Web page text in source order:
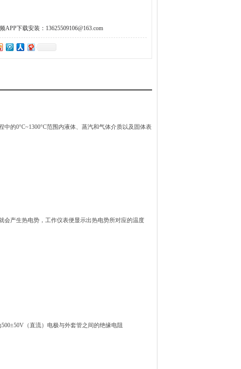
下载安装：13625509106@163.com
的0°C~1300°C范围内液体、蒸汽和气体介质以及固体表
产生热电势，工作仪表便显示出热电势所对应的温度
（直流）电极与外套管之间的绝缘电阻